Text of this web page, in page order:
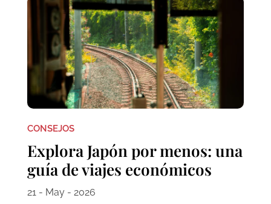
CONSEJOS
Explora Japón por menos: una
guía de viajes económicos
21 - May - 2026